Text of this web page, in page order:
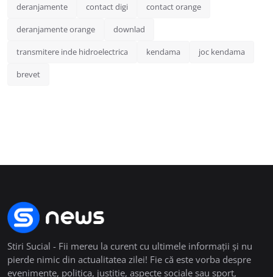
deranjamente contact digi contact orange
deranjamente orange downlad
transmitere inde hidroelectrica kendama joc kendama
brevet
Stiri Sucial - Fii mereu la curent cu ultimele informații și nu
pierde nimic din actualitatea zilei! Fie că este vorba despre
evenimente, politica, justiție, aspecte sociale sau sport,